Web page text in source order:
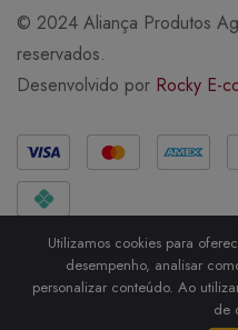
© 2024 Aliança Produtos
reservados.
Desenvolvido por Rocky E-
Métodos de Pagamento
Utilizamos cookies para
desempenho, analisar
personalizar conteúdo. Ao
de